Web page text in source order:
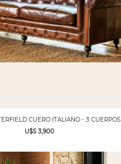
CUERO ITALIANO - 3 CUERPOS
U$S 3,900